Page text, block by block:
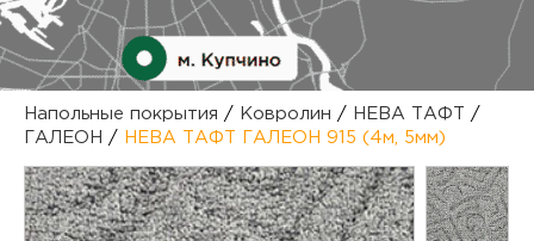
Напольные покрытия / Ковролин / НЕВА ТАФТ
/
ГАЛЕОН
/ НЕВА ТАФТ ГАЛЕОН 915 (4м, 5мм)